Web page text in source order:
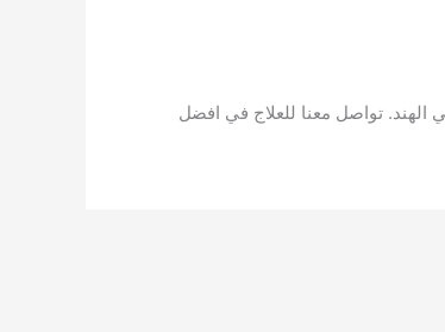
تواصل معنا للعلاج في افضل